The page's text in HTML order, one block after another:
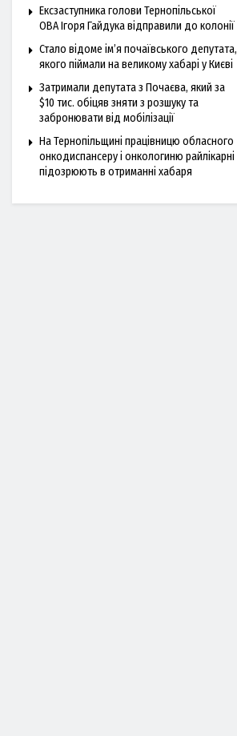
Ексзаступника голови Тернопільської
ОВА Ігоря Гайдука відправили до колонії
Стало відоме ім’я почаївського депутата,
якого піймали на великому хабарі у Києві
Затримали депутата з Почаєва, який за
$10 тис. обіцяв зняти з розшуку та
забронювати від мобілізації
На Тернопільщині працівницю обласного
онкодиспансеру і онкологиню райлікарні
підозрюють в отриманні хабаря